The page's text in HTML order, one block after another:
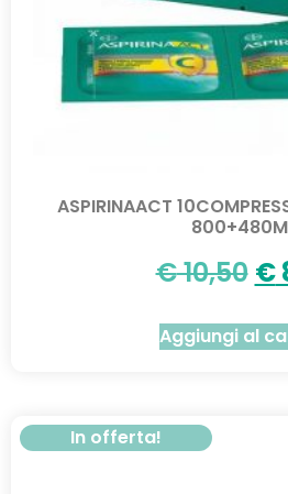
ASPIRINAACT
€10,50 €
Aggiungi al
In offerta!